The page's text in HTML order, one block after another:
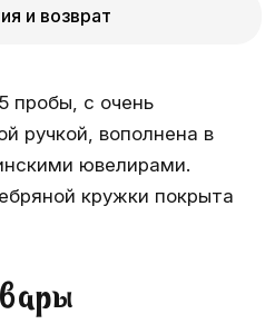
и возврат
пробы, с очень
ручкой, вополнена в
ювелирами.
кружки покрыта